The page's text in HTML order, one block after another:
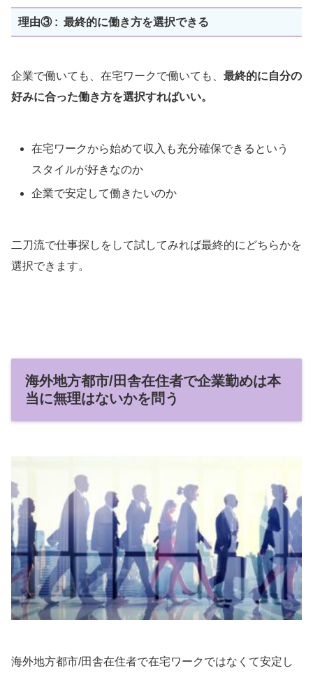
理由③ : 最終的に働き方を選択できる
企業で働いても、在宅ワークで働いても、 最終的に自分の
好みに合った働き方を選択すればいい。
在宅ワークから始めて収入も充分確保できるという
スタイルが好きなのか
企業で安定して働きたいのか
二刀流で仕事探しをして試してみれば最終的にどちらかを
選択できます。
海外地方都市/田舎在住者で企業勤めは本
当に無理はないかを問う
海外地方都市/田舎在住者で在宅ワークではなくて安定し